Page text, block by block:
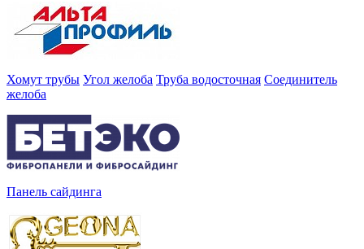
Хомут трубы Угол желоба Труба водосточная Соединитель
желоба
Панель сайдинга